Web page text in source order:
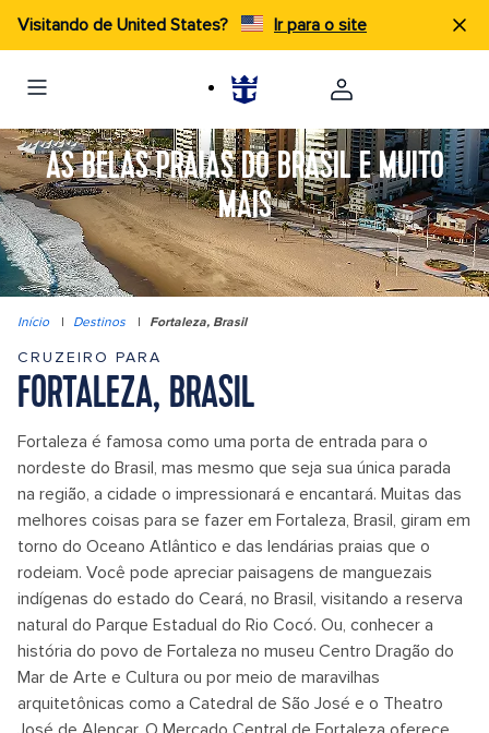
Visitando de United States? Ir para o site
AS BELAS PRAIAS DO BRASIL E MUITO
MAIS
Início | Destinos | Fortaleza, Brasil
CRUZEIRO PARA
FORTALEZA, BRASIL
Fortaleza é famosa como uma porta de entrada para o
nordeste do Brasil, mas mesmo que seja sua única parada
na região, a cidade o impressionará e encantará. Muitas das
melhores coisas para se fazer em Fortaleza, Brasil, giram em
torno do Oceano Atlântico e das lendárias praias que o
rodeiam. Você pode apreciar paisagens de manguezais
indígenas do estado do Ceará, no Brasil, visitando a reserva
natural do Parque Estadual do Rio Cocó. Ou, conhecer a
história do povo de Fortaleza no museu Centro Dragão do
Mar de Arte e Cultura ou por meio de maravilhas
arquitetônicas como a Catedral de São José e o Theatro